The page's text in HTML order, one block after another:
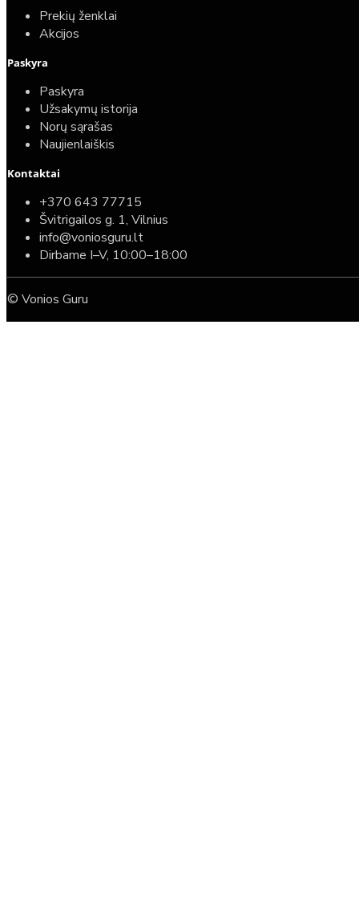
Prekių ženklai
Akcijos
Paskyra
Paskyra
Užsakymų istorija
Norų sąrašas
Naujienlaiškis
Kontaktai
+370 643 77715
Švitrigailos g. 1, Vilnius
info@voniosguru.lt
Dirbame I–V, 10:00–18:00
© Vonios Guru